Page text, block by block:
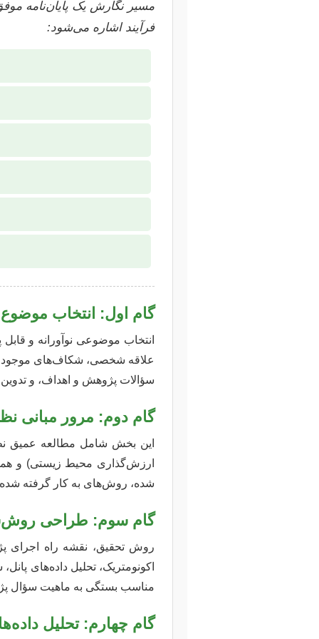
مسیر نگارش یک پایان‌نامه
فرآیند اشاره می‌شود:
گام اول: انتخاب
انتخاب موضوعی نوآورانه و
علاقه شخصی، شکاف‌های موجود
سؤالات پژوهش و اهداف، و
گام دوم: مرور مبانی
این بخش شامل مطالعه عمیق
ارزش‌گذاری محیط زیستی) و
شده، روش‌های به کار گرفته
گام سوم: طراحی
روش تحقیق، نقشه راه اجرای
اکونومتریک، تحلیل داده‌های
مناسب بستگی به ماهیت سؤال
گام چهارم: تحلیل داده‌ها